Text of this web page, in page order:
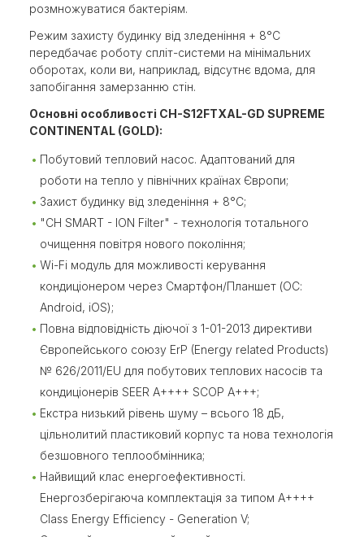
розмножуватися бактеріям.
Режим захисту будинку від зледеніння + 8°C
передбачає роботу спліт-системи на мінімальних
оборотах, коли ви, наприклад, відсутнє вдома, для
запобігання замерзанню стін.
Основні особливості CH-S12FTXAL-GD SUPREME
CONTINENTAL (GOLD):
Побутовий тепловий насос. Адаптований для
роботи на тепло у північних країнах Європи;
Захист будинку від зледеніння + 8°C;
"CH SMART - ION Filter" - технологія тотального
очищення повітря нового покоління;
Wi-Fi модуль для можливості керування
кондиціонером через Смартфон/Планшет (ОС:
Android, iOS);
Повна відповідність діючої з 1-01-2013 директиви
Європейського союзу ErP (Energy related Products)
№ 626/2011/EU для побутових теплових насосів та
кондиціонерів SEER A++++ SCOP A+++;
Екстра низький рівень шуму – всього 18 дБ,
цільнолитий пластиковий корпус та нова технологія
безшовного теплообмінника;
Найвищий клас енергоефективності.
Енергозберігаюча комплектація за типом A++++
Class Energy Efficiency - Generation V;